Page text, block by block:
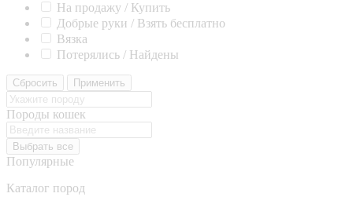
На продажу / Купить
Добрые руки / Взять бесплатно
Вязка
Потерялись / Найдены
Сбросить Применить
Породы кошек
Выбрать все
Популярные
Каталог пород